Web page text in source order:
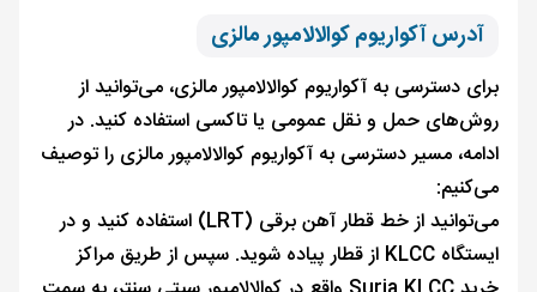
آدرس آکواریوم کوالالامپور مالزی
برای دسترسی به آکواریوم کوالالامپور مالزی، می‌توانید از
روش‌های حمل و نقل عمومی یا تاکسی استفاده کنید. در
ادامه، مسیر دسترسی به آکواریوم کوالالامپور مالزی را توصیف
می‌کنیم:
می‌توانید از خط قطار آهن برقی (LRT) استفاده کنید و در
ایستگاه KLCC از قطار پیاده شوید. سپس از طریق مراکز